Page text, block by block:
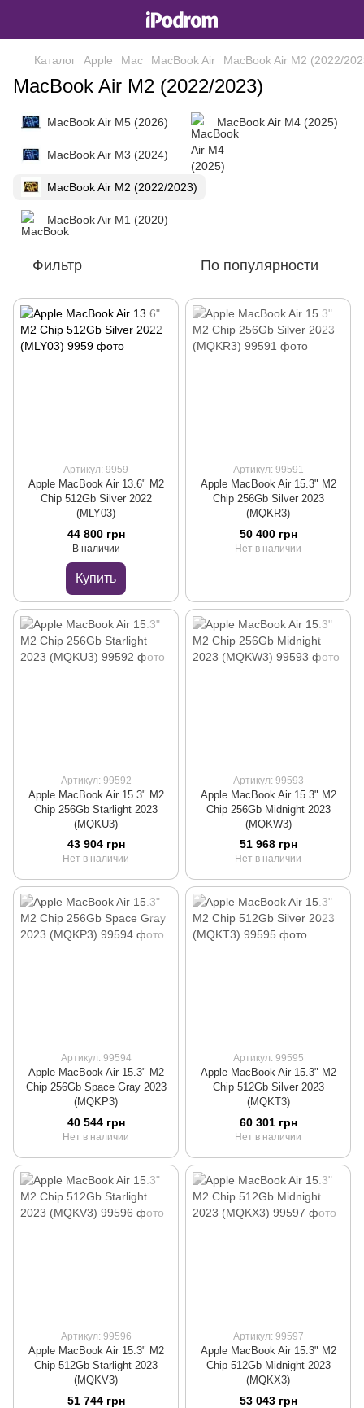
Каталог Apple Mac MacBook Air MacBook Air M2 (2022/
MacBook Air M2 (2022/2023)
MacBook Air M5 (2026) MacBook Air M4 (2025)
MacBook Air M3 (2024)
MacBook Air M2 (2022/2023)
MacBook Air M1 (2020)
Фильтр По популярности
Артикул: 9959
Apple MacBook Air 13.6" M2
Chip 512Gb Silver 2022
(MLY03)
44 800 грн
В наличии
Купить
Артикул: 99591
Apple MacBook Air 15.3" M2
Chip 256Gb Silver 2023
(MQKR3)
50 400 грн
Нет в наличии
Артикул: 99592
Apple MacBook Air 15.3" M2
Chip 256Gb Starlight 2023
(MQKU3)
43 904 грн
Нет в наличии
Артикул: 99593
Apple MacBook Air 15.3" M2
Chip 256Gb Midnight 2023
(MQKW3)
51 968 грн
Нет в наличии
Артикул: 99594
Apple MacBook Air 15.3" M2
Chip 256Gb Space Gray 2023
(MQKP3)
40 544 грн
Нет в наличии
Артикул: 99595
Apple MacBook Air 15.3" M2
Chip 512Gb Silver 2023
(MQKT3)
60 301 грн
Нет в наличии
Артикул: 99596
Apple MacBook Air 15.3" M2
Chip 512Gb Starlight 2023
(MQKV3)
51 744 грн
Артикул: 99597
Apple MacBook Air 15.3" M2
Chip 512Gb Midnight 2023
(MQKX3)
53 043 грн